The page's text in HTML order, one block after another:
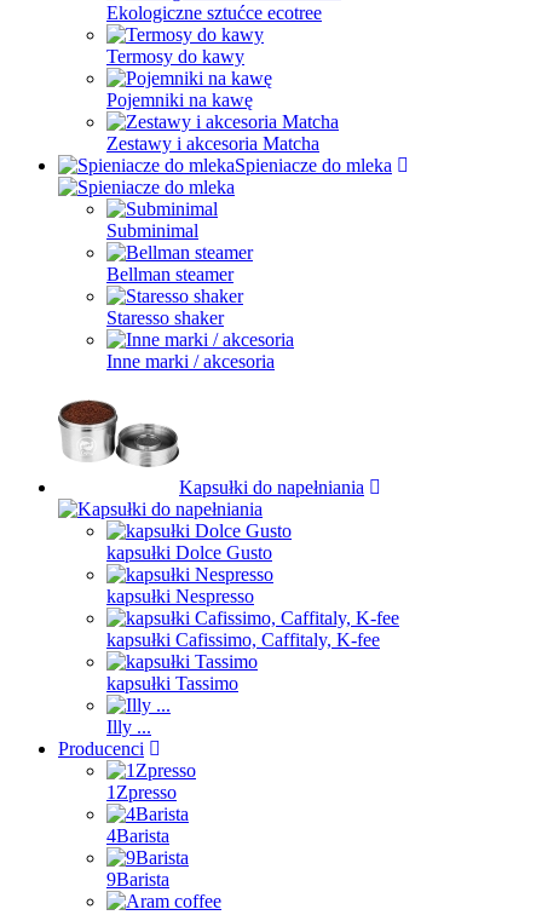
Ekologiczne sztućce ecotree
Termosy do kawy
Pojemniki na kawę
Zestawy i akcesoria Matcha
Spieniacze do mleka
Subminimal
Bellman steamer
Staresso shaker
Inne marki / akcesoria
Kapsułki do napełniania
kapsułki Dolce Gusto
kapsułki Nespresso
kapsułki Cafissimo, Caffitaly, K-fee
kapsułki Tassimo
Illy ...
Producenci
1Zpresso
4Barista
9Barista